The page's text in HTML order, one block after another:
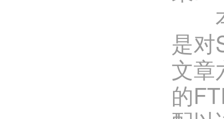
本
是对
文章
的